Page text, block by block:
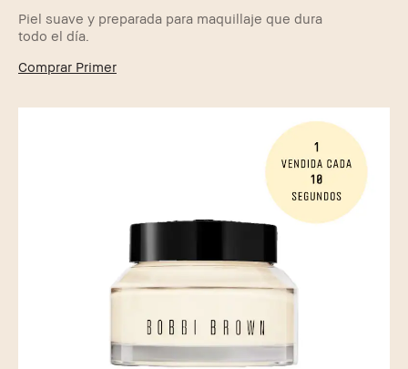
Piel suave y preparada para maquillaje que dura
todo el día.
Comprar Primer